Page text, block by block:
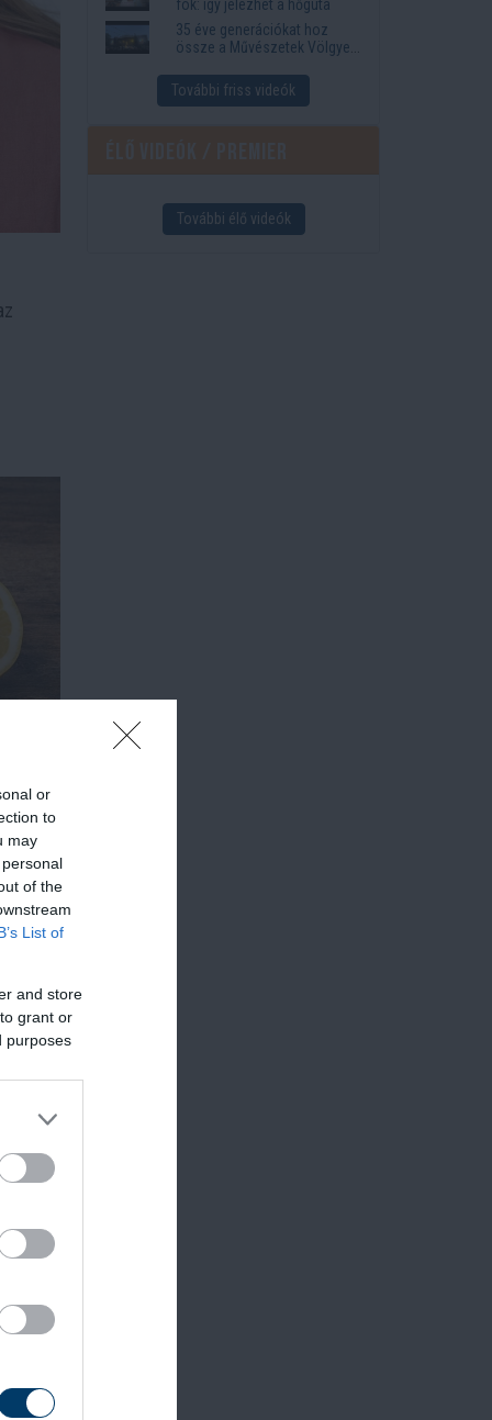
or
to
may
of the
List of
and store
grant or
purposes
Az
fok: így jelezhet a hőguta
35 éve generációkat hoz
össze a Művészetek Völgye
és a bérletár
További friss videók
További élő videók